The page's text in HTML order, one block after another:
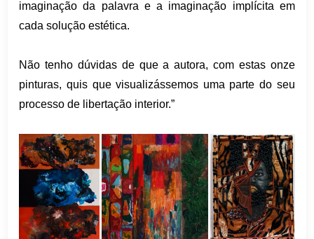
imaginação da palavra e a imaginação implícita em
cada solução estética.
Não tenho dúvidas de que a autora, com estas onze
pinturas, quis que visualizássemos uma parte do seu
processo de libertação interior.”